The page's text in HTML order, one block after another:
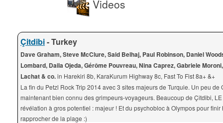
Videos
Çitdibi- Turkey
Dave Graham, Steve McClure, Said Belhaj, Paul Robinson, Daniel
Lombard, Daila Ojeda, Gérôme Pouvreau, Nina Caprez, Gabriele
Lachat & co.in Harekiri 8b, KaraKurum Highway 8c, Fast To Fist 8a+ &+
La fin du Petzl Rock Trip 2014 avec 3 sites majeurs de Turquie. Un peu de
maintenant bien connu des grimpeurs-voyageurs. Beaucoup de Çitdibi,
révélation à gros potentiel : majeur ! Et du psychobloc à Olympos pour finir
rapprocher de la plage :)